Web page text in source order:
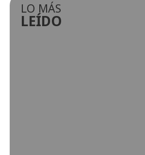
LO MÁS
LEÍDO